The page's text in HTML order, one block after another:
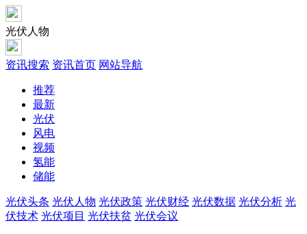
光伏人物
资讯搜索 资讯首页 网站导航
推荐
最新
光伏
风电
视频
氢能
储能
光伏头条 光伏人物 光伏政策 光伏财经 光伏数据 光伏分析 光
伏技术 光伏项目 光伏扶贫 光伏会议